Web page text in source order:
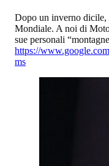
Dopo un inverno dicile,
Mondiale. A noi di
sue personali
https://
ms